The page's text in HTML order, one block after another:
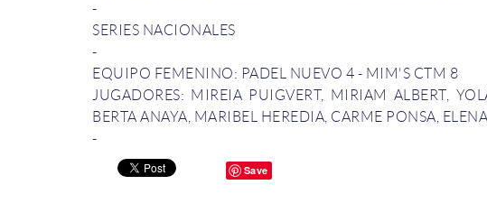
-
SERIES NACIONALES
-
EQUIPO FEMENINO: PADEL NUEVO 4 - MIM'S CTM 8
JUGADORES: MIREIA PUIGVERT, MIRIAM ALBERT,
BERTA ANAYA MARIBEL HEREDIA, CARME PONSA ELENA
-
Save